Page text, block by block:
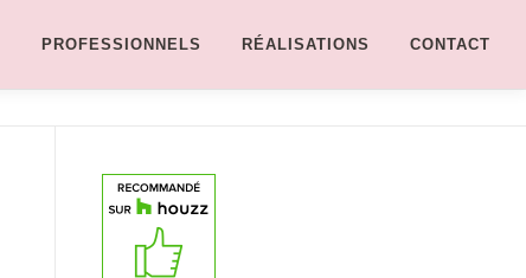
PROFESSIONNELS RÉALISATIONS CONTACT